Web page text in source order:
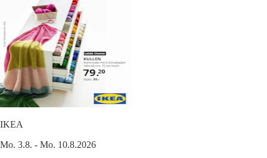
IKEA
Mo. 3.8. - Mo. 10.8.2026